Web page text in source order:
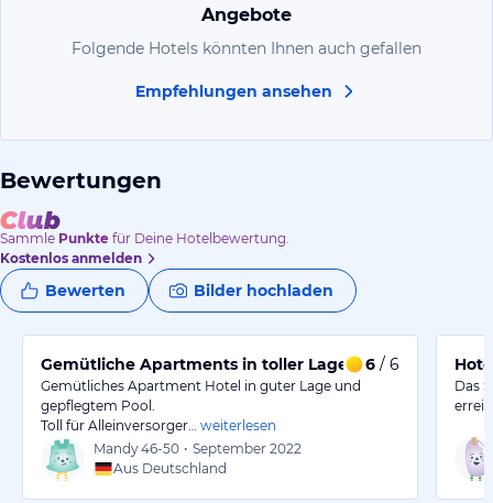
Angebote
Folgende Hotels könnten Ihnen auch gefallen
Empfehlungen ansehen
Bewertungen
Sammle Punkte für Deine Hotelbewertung.
Kostenlos anmelden
Bewerten Bilder hochladen
Gemütliche Apartments in toller Lage 6 / 6
Gemütliches Apartment Hotel in guter Lage und
gepflegtem Pool.
Toll für Alleinversorger…
weiterlesen
Mandy46-50 • September 2022
Aus Deutschland
Das